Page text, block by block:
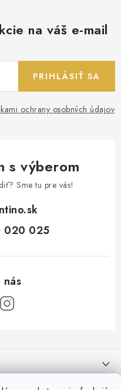
na váš e-mail
ochrany osobných údajov
PRIHLÁSIŤ SA
s výberom
Sme tu pre vás!
020 025